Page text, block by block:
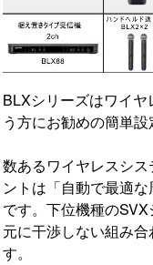
BLXシリーズはワイ
う方にお勧めの簡単
数あるワイヤレスシ
ントは「自動で最適
です。下位機種の
元に干渉しない組み
す。